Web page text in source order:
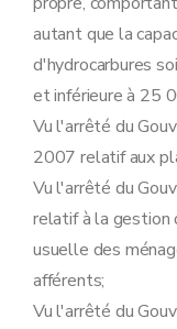
autant que la
d'hydrocarbures
et inférieure à 25
Vu l'arrêté du
2007 relatif aux
Vu l'arrêté du
relatif à la gestion
usuelle des
afférents;
Vu l'arrêté du